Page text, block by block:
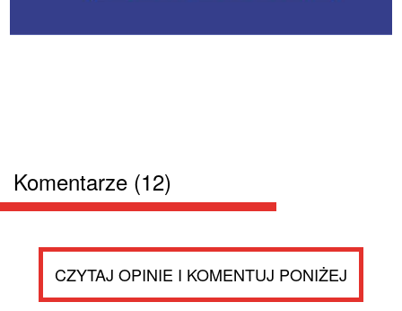
Komentarze (12)
CZYTAJ OPINIE I KOMENTUJ PONIŻEJ